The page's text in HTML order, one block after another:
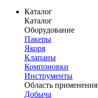
Каталог
Каталог
Оборудование
Пакеры
Якоря
Клапаны
Компоновки
Инструменты
Область применения
Добыча